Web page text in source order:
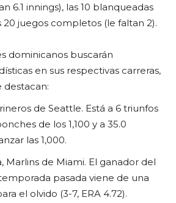
6.1 innings), las 10 blanqueadas
20 juegos completos (le faltan 2).
dominicanos buscarán
en sus respectivas carreras,
destacan:
de Seattle. Está a 6 triunfos
de los 1,100 y a 35.0
las 1,000.
Marlins de Miami. El ganador del
pasada viene de una
el olvido (3-7, ERA 4.72).